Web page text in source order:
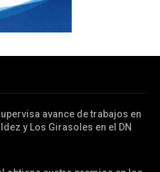
avance de trabajos en
y Los Girasoles en el DN